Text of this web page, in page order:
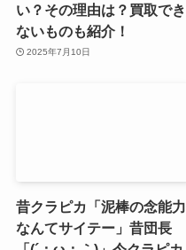
い？その理由は？買取でき
ないものも紹介！
2025年7月10日
昔クラピカ「泥棒の念能力
なんてサイテー」昔団長